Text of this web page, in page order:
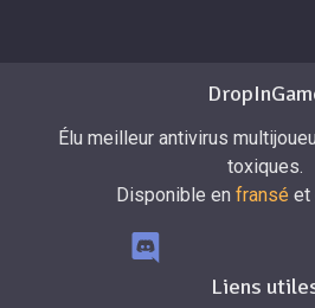
Élu meilleur antivirus
toxiques.
Disponible en fransé et
Liens